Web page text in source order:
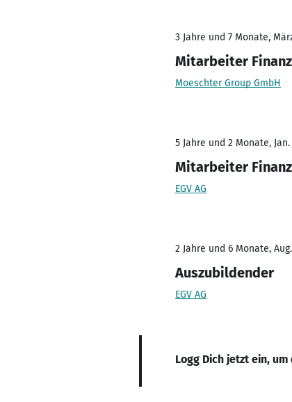
3 Jahre und 7 Monate,
Mitarbeiter
Moeschter Group GmbH
5 Jahre und 2 Monate,
Mitarbeiter
EGV AG
2 Jahre und 6 Monate,
Auszubildender
EGV AG
Logg Dich jetzt ein,